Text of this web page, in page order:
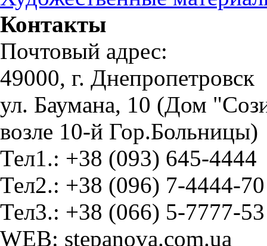
Контакты
Почтовый адрес:
49000, г. Днепропетровск
ул. Баумана, 10 (Дом
возле 10-й Гор.Больницы)
Тел1.: +38 (093) 645-4444
Тел2.: +38 (096) 7-4444-70
Тел3.: +38 (066) 5-7777-53
WEB: stepanova.com.ua